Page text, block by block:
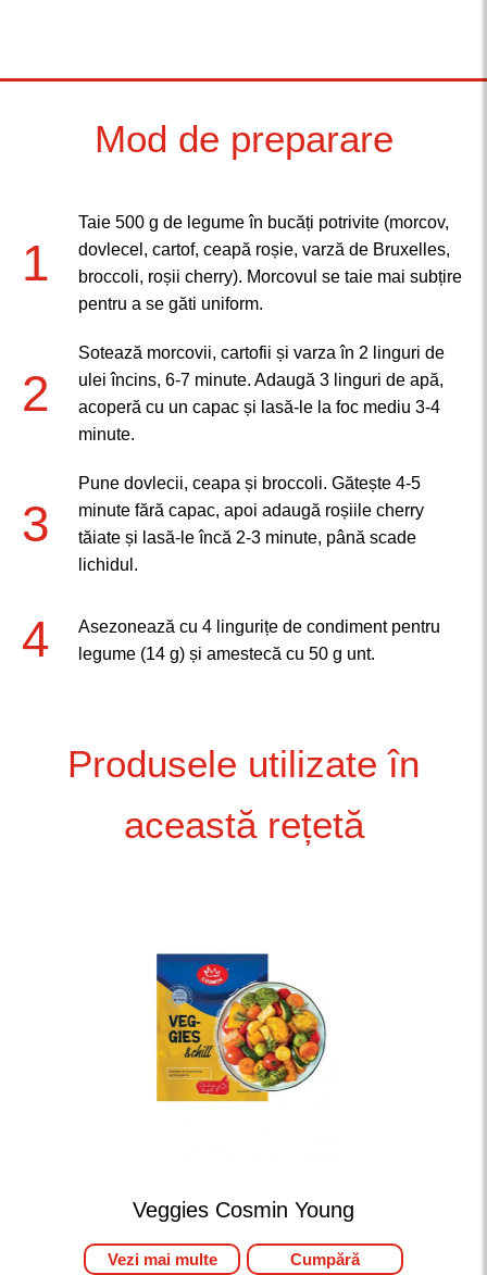
Mod de preparare
1
Taie 500 g de legume în bucăți potrivite (morcov,
dovlecel, cartof, ceapă roșie, varză de Bruxelles,
broccoli, roșii cherry). Morcovul se taie mai subțire
pentru a se găti uniform.
2
Sotează morcovii, cartofii și varza în 2 linguri de
ulei încins, 6-7 minute. Adaugă 3 linguri de apă,
acoperă cu un capac și lasă-le la foc mediu 3-4
minute.
3
Pune dovlecii, ceapa și broccoli. Gătește 4-5
minute fără capac, apoi adaugă roșiile cherry
tăiate și lasă-le încă 2-3 minute, până scade
lichidul.
4
Asezonează cu 4 lingurițe de condiment pentru
legume (14 g) și amestecă cu 50 g unt.
Produsele utilizate în
această rețetă
Veggies Cosmin Young
Vezi mai multe Cumpără